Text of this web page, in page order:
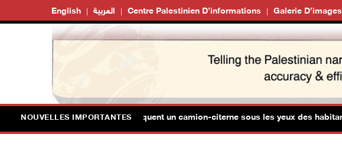
English العربية Centre Palestinien D’informations Galerie D’images
NOUVELLES IMPORTANTES
al-Louz : des colons attaquent un camion-citerne sous les yeux des habitants